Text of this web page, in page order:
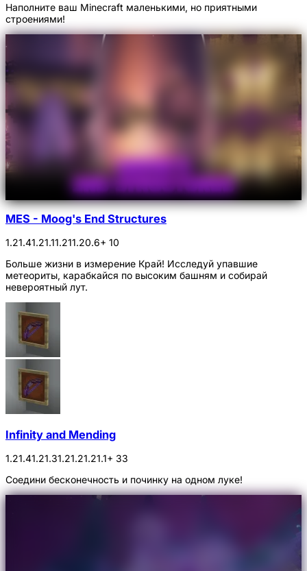
Наполните ваш Minecraft маленькими, но приятными
строениями!
MES - Moog's End Structures
1.21.41.21.11.211.20.6+ 10
Больше жизни в измерение Край! Исследуй упавшие
метеориты, карабкайся по высоким башням и собирай
невероятный лут.
Infinity and Mending
1.21.41.21.31.21.21.21.1+ 33
Соедини бесконечность и починку на одном луке!